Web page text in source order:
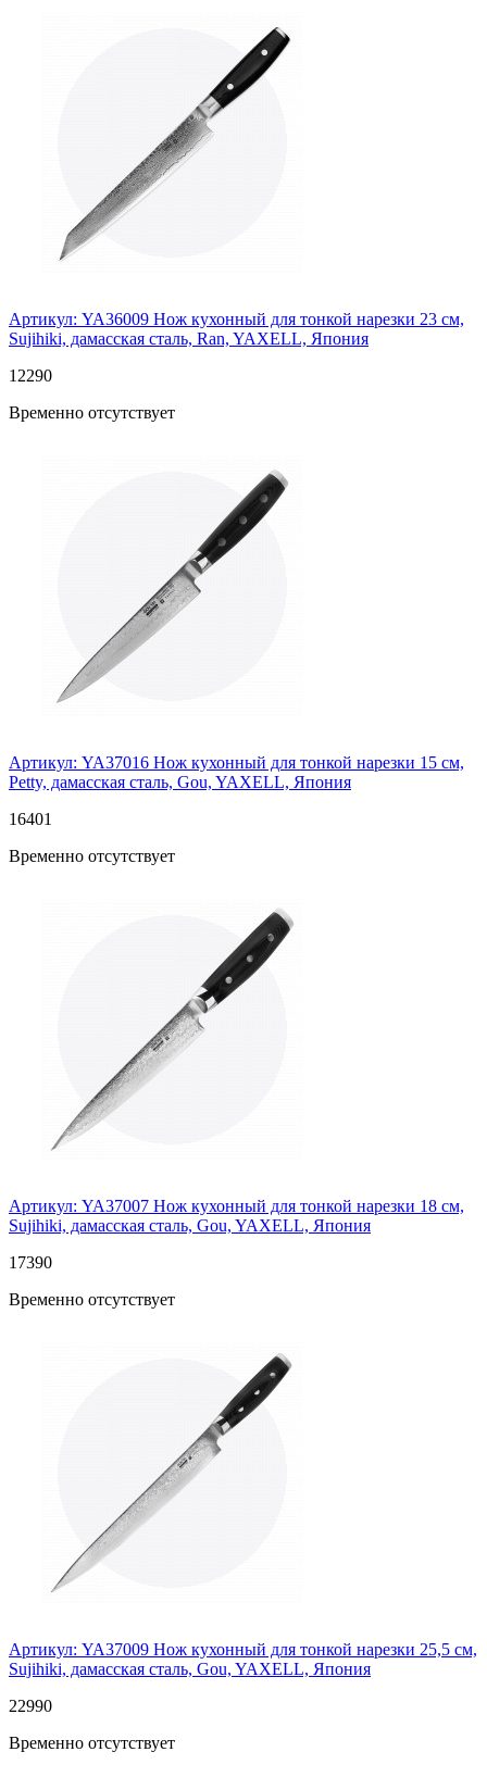
Артикул: YA36009 Нож кухонный для тонкой нарезки 23 см,
Sujihiki, дамасская сталь, Ran, YAXELL, Япония
12290
Временно отсутствует
Артикул: YA37016 Нож кухонный для тонкой нарезки 15 см,
Petty, дамасская сталь, Gou, YAXELL, Япония
16401
Временно отсутствует
Артикул: YA37007 Нож кухонный для тонкой нарезки 18 см,
Sujihiki, дамасская сталь, Gou, YAXELL, Япония
17390
Временно отсутствует
Артикул: YA37009 Нож кухонный для тонкой нарезки 25,5 см,
Sujihiki, дамасская сталь, Gou, YAXELL, Япония
22990
Временно отсутствует